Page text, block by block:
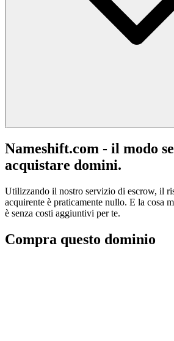
Nameshift.com - il modo
acquistare domini.
Utilizzando il nostro servizio di escrow, il
acquirente è praticamente nullo. E la cosa
è senza costi aggiuntivi per te.
Compra questo dominio